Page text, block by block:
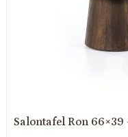
Salontafel Ron